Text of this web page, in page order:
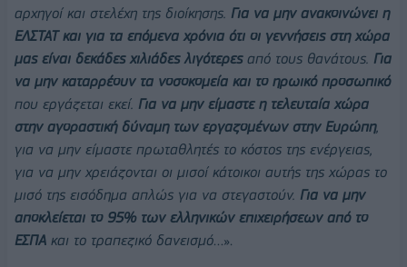
αρχηγοί και στελέχη της διοίκησης. Για να μην ανακοινώνει η
ΕΛΣΤΑΤ και για τα επόμενα χρόνια ότι οι γεννήσεις στη χώρα
μας είναι δεκάδες χιλιάδες λιγότερεςαπό τους θανάτους. Για
να μην καταρρέουν τα νοσοκομεία και το ηρωικό προσωπικό
που εργάζεται εκεί. Για να μην είμαστε η τελευταία χώρα
στην αγοραστική δύναμη των εργαζομένων στην Ευρώπη,
για να μην είμαστε πρωταθλητές το κόστος της ενέργειας,
για να μην χρειάζονται οι μισοί κάτοικοι αυτής της χώρας το
μισό της εισόδημα απλώς για να στεγαστούν. Για να μην
αποκλείεται το 95% των ελληνικών επιχειρήσεων από το
ΕΣΠΑ και το τραπεζικό δανεισμό…».